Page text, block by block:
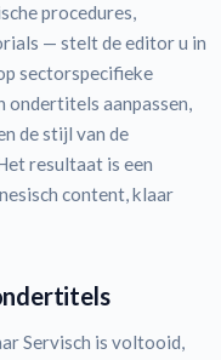
procedures,
— stelt de editor u in
sectorspecifieke
ondertitels aanpassen,
de stijl van de
resultaat is een
content, klaar
Servisch is voltooid,